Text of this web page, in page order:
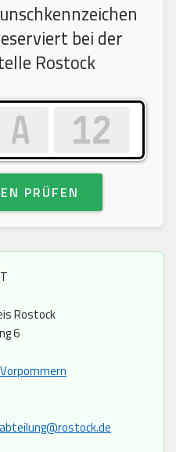
bei der
Rostock
PRÜFEN
Rostock
6